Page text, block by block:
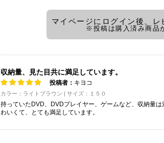
マイページにログイン後、
※投稿は購入済み商品
収納量、見た目共に満足しています。
投稿者： キヨコ
カラー：ライトブラウン | サイズ：１５０
持っていたDVD、DVDプレイヤー、ゲームなど、収納量
わいくて、とても満足しています。